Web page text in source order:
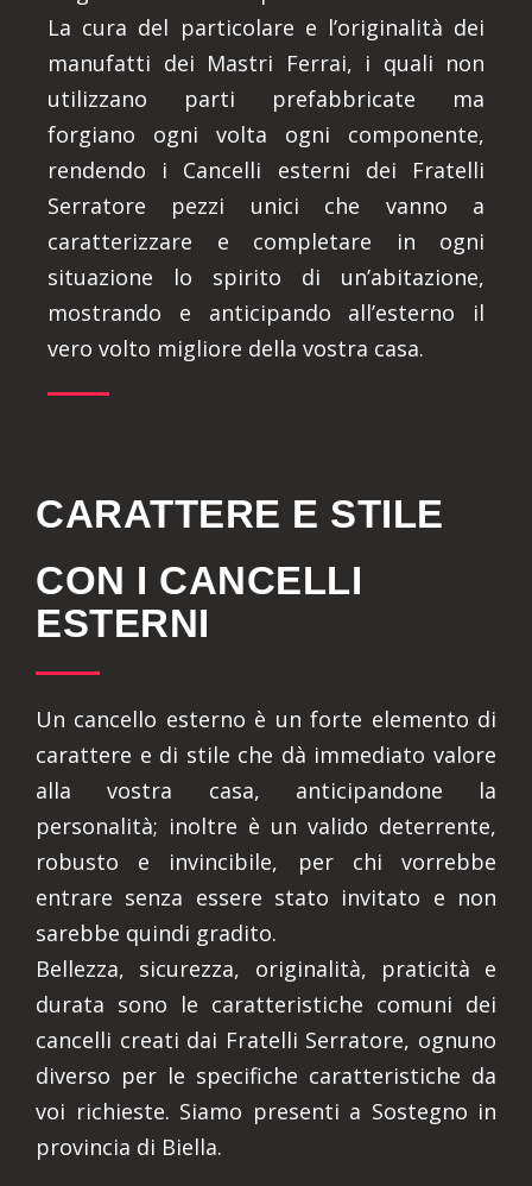
La cura del particolare e l’originalità dei
manufatti dei Mastri Ferrai, i quali non
utilizzano parti prefabbricate ma
forgiano ogni volta ogni componente,
rendendo i Cancelli esterni dei Fratelli
Serratore pezzi unici che vanno a
caratterizzare e completare in ogni
situazione lo spirito di un’abitazione,
mostrando e anticipando all’esterno il
vero volto migliore della vostra casa.
CARATTERE E STILE
CON I CANCELLI
ESTERNI
Un cancello esterno è un forte elemento di
carattere e di stile che dà immediato valore
alla vostra casa, anticipandone la
personalità; inoltre è un valido deterrente,
robusto e invincibile, per chi vorrebbe
entrare senza essere stato invitato e non
sarebbe quindi gradito.
Bellezza, sicurezza, originalità, praticità e
durata sono le caratteristiche comuni dei
cancelli creati dai Fratelli Serratore, ognuno
diverso per le specifiche caratteristiche da
voi richieste. Siamo presenti a Sostegno in
provincia di Biella.